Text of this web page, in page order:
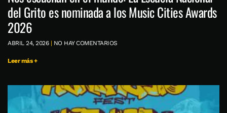
del Grito es nominada a los Music Cities Awards
2026
ABRIL 24, 2026 NO HAY COMENTARIOS
Leer más +